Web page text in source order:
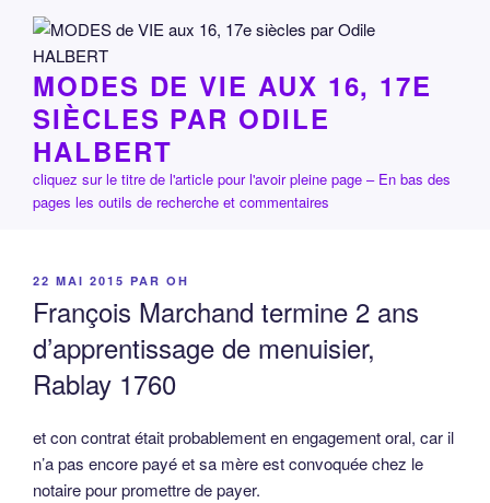
contenu
principalMODES DE VIE AUX 16, 17E
SIÈCLES PAR ODILE
HALBERT
cliquez sur le titre de l'article pour l'avoir pleine page – En bas des
pages les outils de recherche et commentaires
PUBLIÉ
22 MAI 2015 PAR OH
François Marchand termine 2 ans
d’apprentissage de menuisier,
Rablay 1760
et con contrat était probablement en engagement oral, car il
n’a pas encore payé et sa mère est convoquée chez le
notaire pour promettre de payer.